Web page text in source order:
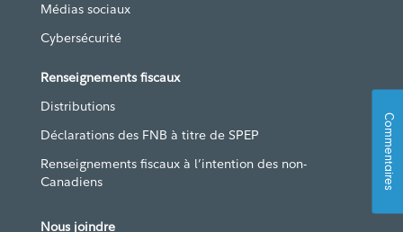
Médias sociaux
Cybersécurité
Renseignements fiscaux
Distributions
Déclarations des FNB à titre de SPEP
Renseignements fiscaux à l’intention des non-
Canadiens
Nous joindre
Commentaires